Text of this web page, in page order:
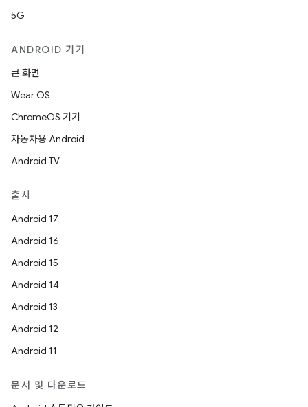
5G
ANDROID 기기
큰 화면
Wear OS
ChromeOS 기기
자동차용 Android
Android TV
출시
Android 17
Android 16
Android 15
Android 14
Android 13
Android 12
Android 11
문서 및 다운로드